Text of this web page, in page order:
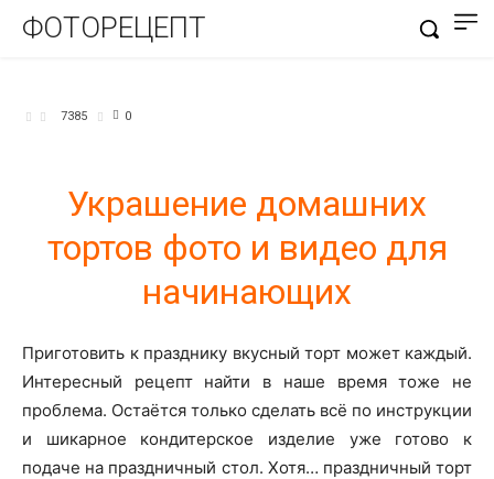
ФОТОРЕЦЕПТ
7385 0
Украшение домашних
тортов фото и видео для
начинающих
Приготовить к празднику вкусный торт может каждый.
Интересный рецепт найти в наше время тоже не
проблема. Остаётся только сделать всё по инструкции
и шикарное кондитерское изделие уже готово к
подаче на праздничный стол. Хотя… праздничный торт